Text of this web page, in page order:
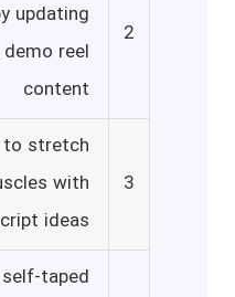
2
updating
reel
content
3
to stretch
with
ideas
taped